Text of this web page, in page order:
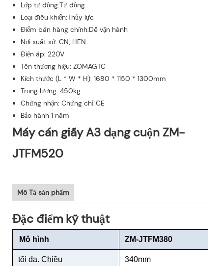
Lớp tự động:Tự động
Loại điều khiển:Thủy lực
Điểm bán hàng chính:Dễ vận hành
Nơi xuất xứ: CN; HEN
Điện áp: 220V
Tên thương hiệu: ZOMAGTC
Kích thước (L * W * H): 1680 * 1150 * 1300mm
Trọng lượng: 450kg
Chứng nhận: Chứng chỉ CE
Bảo hành 1 năm
Máy cán giấy A3 dạng cuộn ZM-
JTFM520
Mô Tả sản phẩm
Đặc điểm kỹ thuật
Mô hình ZM-JTFM380
tối đa. Chiều
340mm